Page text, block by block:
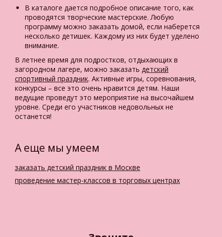
В каталоге дается подробное описание того, как
проводятся творческие мастерские. Любую
программу можно заказать домой, если наберется
несколько детишек. Каждому из них будет уделено
внимание.
В летнее время для подростков, отдыхающих в
загородном лагере, можно заказать детский
спортивный праздник. Активные игры, соревнования,
конкурсы – все это очень нравится детям. Наши
ведущие проведут это мероприятие на высочайшем
уровне. Среди его участников недовольных не
останется!
А еще мы умеем
заказать детский праздник в Москве
проведение мастер-классов в торговых центрах